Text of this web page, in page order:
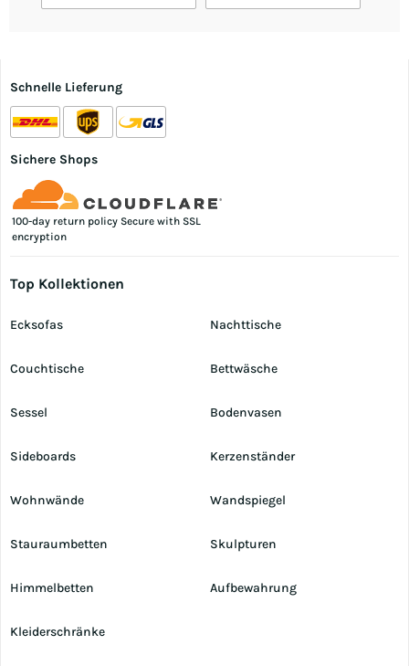
Schnelle Lieferung
Sichere Shops
100-day return policy Secure with SSL
encryption
Top Kollektionen
Ecksofas
Couchtische
Sessel
Sideboards
Wohnwände
Stauraumbetten
Himmelbetten
Kleiderschränke
Nachttische
Bettwäsche
Bodenvasen
Kerzenständer
Wandspiegel
Skulpturen
Aufbewahrung